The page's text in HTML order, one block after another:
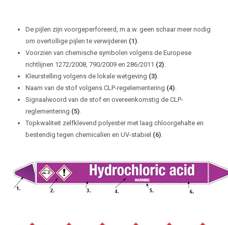
De pijlen zijn voorgeperforeerd, m.a.w. geen schaar meer nodig
om overtollige pijlen te verwijderen (1).
Voorzien van chemische symbolen volgens de Europese
richtlijnen 1272/2008, 790/2009 en 286/2011 (2).
Kleurstelling volgens de lokale wetgeving (3).
Naam van de stof volgens CLP-regelementering (4).
Signaalwoord van de stof en overeenkomstig de CLP-
reglementering (5).
Topkwaliteit zelfklevend polyester met laag chloorgehalte en
bestendig tegen chemicalïen en UV-stabiel (6).